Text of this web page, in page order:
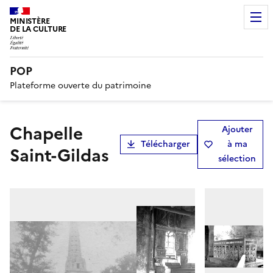
MINISTÈRE
DE LA CULTURE
POP
Plateforme ouverte du patrimoine
Chapelle
Saint-Gildas
Télécharger
Ajouter
à ma
sélection